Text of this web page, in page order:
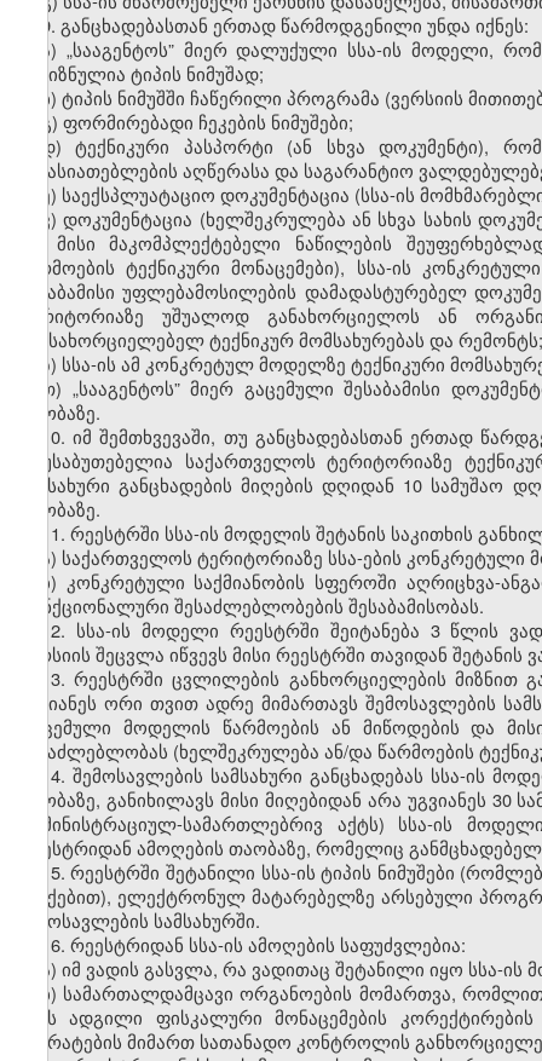
9. განცხადებასთან ერთად წარმოდგენილი უნდა იქნეს:
ა) „სააგენტოს” მიერ დალუქული სსა-ის მოდელი,
გამიზნულია ტიპის ნიმუშად;
ბ) ტიპის ნიმუშში ჩაწერილი პროგრამა (ვერსიის
გ) ფორმირებადი ჩეკების ნიმუშები;
დ) ტექნიკური პასპორტი (ან სხვა დოკუმენტი),
მახასიათებლების აღწერასა და საგარანტიო
ე) საექსპლუატაციო დოკუმენტაცია (სსა-ის
ვ) დოკუმენტაცია (ხელშეკრულება ან სხვა სახის
და მისი მაკომპლექტებელი ნაწილების
წარმოების ტექნიკური მონაცემები), სსა-ის
შესაბამისი უფლებამოსილების დამადასტურებელ
ტერიტორიაზე უშუალოდ განახორციელოს ან
განსახორციელებელ ტექნიკურ მომსახურებას და რემონტს;
ზ) სსა-ის ამ კონკრეტულ მოდელზე ტექნიკური
თ) „სააგენტოს” მიერ გაცემული შესაბამისი
თაობაზე.
10.იმ შემთხვევაში, თუ განცხადებასთან ერთად
დაუსაბუთებელია საქართველოს ტერიტორიაზე
სამსახური განცხადების მიღების დღიდან 10 სამუშაო
თაობაზე.
11. რეესტრში სსა-ის მოდელის შეტანის საკითხის
ა) საქართველოს ტერიტორიაზე სსა-ების
ბ) კონკრეტული საქმიანობის სფეროში აღრიცხვა-
ფუნქციონალური შესაძლებლობების შესაბამისობას.
12. სსა-ის მოდელი რეესტრში შეიტანება 3 წლის
ვერსიის შეცვლა იწვევს მისი რეესტრში თავიდან
13.რეესტრში ცვლილების განხორციელების მიზნით
უგვიანეს ორი თვით ადრე მიმართავს შემოსავლების
მოცემული მოდელის წარმოების ან მიწოდების და
შესაძლებლობას (ხელშეკრულება ან/და წარმოების
14. შემოსავლების სამსახური განცხადებას სსა-ის
თაობაზე, განიხილავს მისი მიღებიდან არა უგვიანეს
ადმინისტრაციულ-სამართლებრივ აქტს) სსა-ის
რეესტრიდან ამოღების თაობაზე, რომელიც
15.რეესტრში შეტანილი სსა-ის ტიპის ნიმუშები
ლუქებით), ელექტრონულ მატარებელზე არსებული
შემოსავლების სამსახურში.
16. რეესტრიდან სსა-ის ამოღების საფუძვლებია:
ა) იმ ვადის გასვლა, რა ვადითაც შეტანილი იყო სსა-
ბ) სამართალდამცავი ორგანოების მომართვა,
აქვს ადგილი ფისკალური მონაცემების
აპარატების მიმართ სათანადო კონტროლის